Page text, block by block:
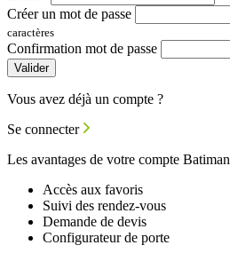
Créer un mot de passe
caractères
Confirmation mot de passe
Valider
Vous avez déjà un compte ?
Se connecter
Les avantages de votre compte Batiman
Accès aux favoris
Suivi des rendez-vous
Demande de devis
Configurateur de porte